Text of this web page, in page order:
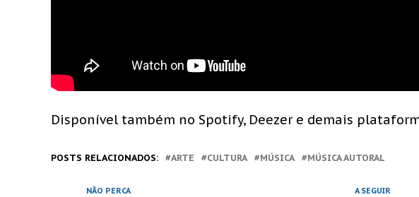
Disponível também no Spotify, Deezer e demais
POSTS RELACIONADOS: ARTE CULTURA MÚSICA MÚSICA AUTORAL
A SEGUIR
NÃO PERCA